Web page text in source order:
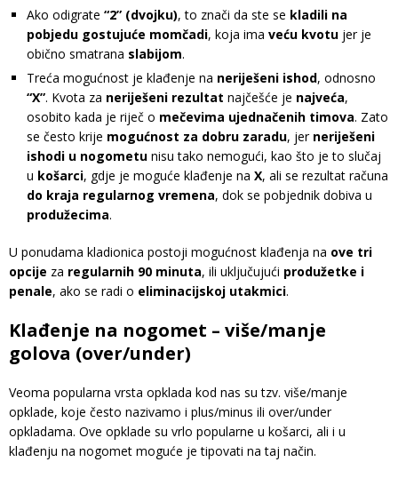
Ako odigrate “2” (dvojku), to znači da ste se kladili na
pobjedu gostujuće momčadi, koja ima veću kvotu jer je
obično smatrana slabijom.
Treća mogućnost je klađenje na neriješeni ishod, odnosno
“X”. Kvota za neriješeni rezultat najčešće je najveća,
osobito kada je riječ o mečevima ujednačenih timova. Zato
se često krije mogućnost za dobru zaradu, jer neriješeni
ishodi u nogometu nisu tako nemogući, kao što je to slučaj
u košarci, gdje je moguće klađenje na X, ali se rezultat računa
do kraja regularnog vremena, dok se pobjednik dobiva u
produžecima.
U ponudama kladionica postoji mogućnost klađenja na ove tri
opcije za regularnih 90 minuta, ili uključujući produžetke i
penale, ako se radi o eliminacijskoj utakmici.
Klađenje na nogomet – više/manje
golova (over/under)
Veoma popularna vrsta opklada kod nas su tzv. više/manje
opklade, koje često nazivamo i plus/minus ili over/under
opkladama. Ove opklade su vrlo popularne u košarci, ali i u
klađenju na nogomet moguće je tipovati na taj način.